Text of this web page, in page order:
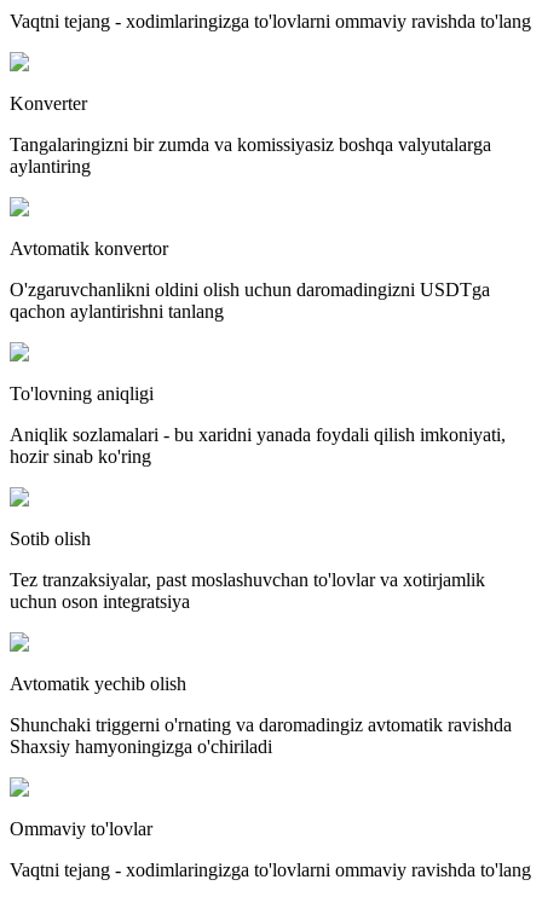
Vaqtni tejang - xodimlaringizga to'lovlarni ommaviy ravishda to'lang
Konverter
Tangalaringizni bir zumda va komissiyasiz boshqa valyutalarga
aylantiring
Avtomatik konvertor
O'zgaruvchanlikni oldini olish uchun daromadingizni USDTga
qachon aylantirishni tanlang
To'lovning aniqligi
Aniqlik sozlamalari - bu xaridni yanada foydali qilish imkoniyati,
hozir sinab ko'ring
Sotib olish
Tez tranzaksiyalar, past moslashuvchan to'lovlar va xotirjamlik
uchun oson integratsiya
Avtomatik yechib olish
Shunchaki triggerni o'rnating va daromadingiz avtomatik ravishda
Shaxsiy hamyoningizga o'chiriladi
Ommaviy to'lovlar
Vaqtni tejang - xodimlaringizga to'lovlarni ommaviy ravishda to'lang